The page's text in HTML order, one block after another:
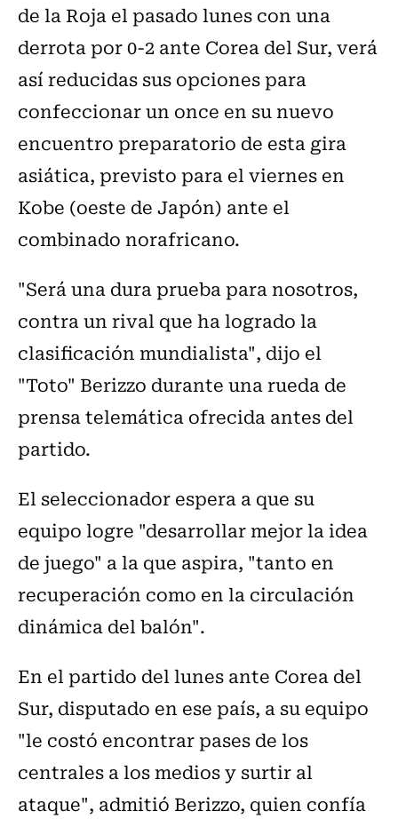
de la Roja el pasado lunes con una
derrota por 0-2 ante Corea del Sur, verá
así reducidas sus opciones para
confeccionar un once en su nuevo
encuentro preparatorio de esta gira
asiática, previsto para el viernes en
Kobe (oeste de Japón) ante el
combinado norafricano.
"Será una dura prueba para nosotros,
contra un rival que ha logrado la
clasificación mundialista", dijo el
"Toto" Berizzo durante una rueda de
prensa telemática ofrecida antes del
partido.
El seleccionador espera a que su
equipo logre "desarrollar mejor la idea
de juego" a la que aspira, "tanto en
recuperación como en la circulación
dinámica del balón".
En el partido del lunes ante Corea del
Sur, disputado en ese país, a su equipo
"le costó encontrar pases de los
centrales a los medios y surtir al
ataque", admitió Berizzo, quien confía